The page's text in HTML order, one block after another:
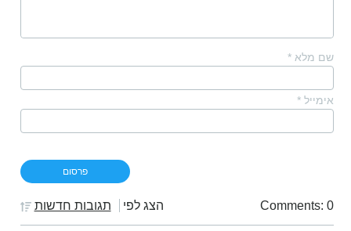
שם מלא *
אימייל *
Comments: 0 הצג לפי תגובות חדשות